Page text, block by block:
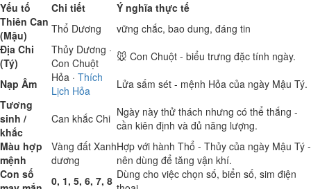
Yếu tố
Chi tiết
Ý nghĩa thực tế
Thiên Can
(Mậu)
Thổ Dương
vững chắc, bao dung, đáng tin
Địa Chi
(Tý)
Thủy Dương ·
Con Chuột
🐭 Con Chuột - biểu trưng đặc tính ngày.
Nạp Âm
Hỏa · Thích
Lịch Hỏa
Lửa sấm sét - mệnh Hỏa của ngày Mậu Tý.
Tương
sinh /
khắc
Can khắc Chi Ngày này thử thách nhưng có thể thắng -
cần kiên định và đủ năng lượng.
Màu hợp
mệnh
Vàng đất Xanh
dương
Hợp với hành Thổ - Thủy của ngày Mậu Tý -
nên dùng để tăng vận khí.
Con số
0, 1, 5, 6, 7, 8 Dùng cho việc chọn số, biển số, sim điện